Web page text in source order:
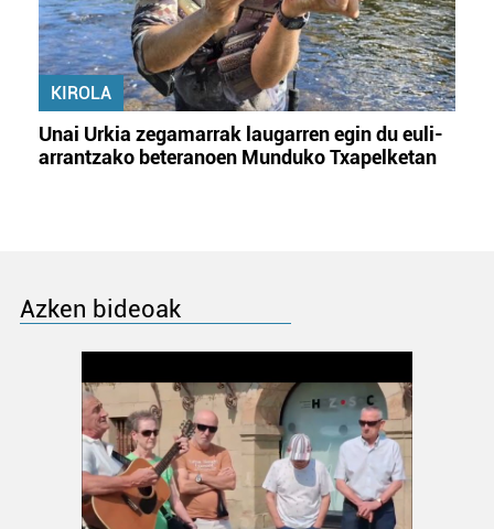
KIROLA
Unai Urkia zegamarrak laugarren egin du euli-
arrantzako beteranoen Munduko Txapelketan
Azken bideoak